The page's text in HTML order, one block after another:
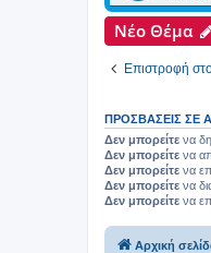
Νέο Θέμα
Επιστροφή
ΠΡΟΣΒΆΣΕΙΣ ΣΕ
Δεν μπορείτε να
Δεν μπορείτε να
Δεν μπορείτε να
Δεν μπορείτε να
Δεν μπορείτε να
Αρχική